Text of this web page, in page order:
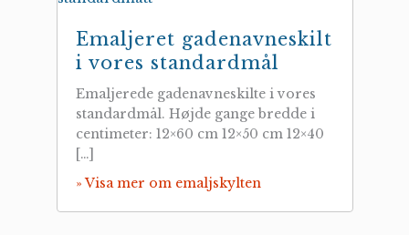
Emaljeret gadenavneskilt
i vores standardmål
Emaljerede gadenavneskilte i vores
standardmål. Højde gange bredde i
centimeter: 12×60 cm 12×50 cm 12×40
[…]
» Visa mer om emaljskylten